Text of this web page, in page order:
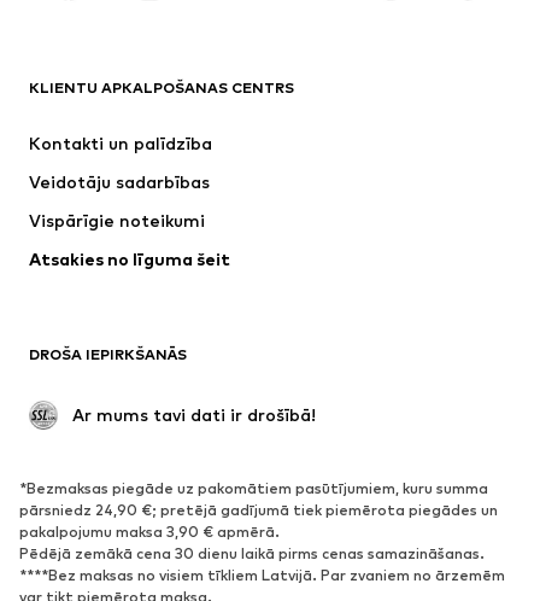
Jaunumi
Šobrīd populāri
Apakšveļa
Mēteļi
Svinības
Ekskluzīvi
APAVI
Jaunumi
Šobrīd populāri
Brīvā laika apavi
Puszābaki
KLIENTU APKALPOŠANAS CENTRS
Kontakti un palīdzība
Veidotāju sadarbības
Vispārīgie noteikumi
Atsakies no līguma šeit
DROŠA IEPIRKŠANĀS
Ar mums tavi dati ir drošībā!
*Bezmaksas piegāde uz pakomātiem pasūtījumiem, kuru summa
pārsniedz 24,90 €; pretējā gadījumā tiek piemērota piegādes un
pakalpojumu maksa 3,90 € apmērā.
Pēdējā zemākā cena 30 dienu laikā pirms cenas samazināšanas.
****Bez maksas no visiem tīkliem Latvijā. Par zvaniem no ārzemēm
var tikt piemērota maksa.